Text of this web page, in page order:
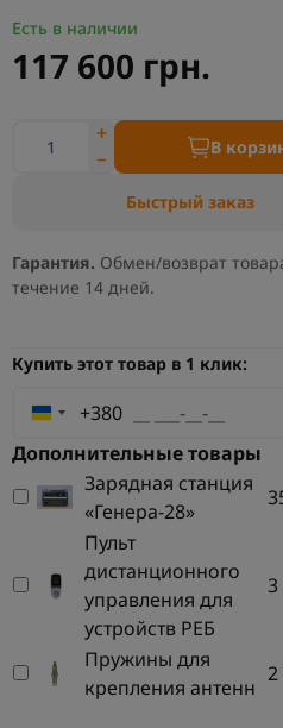
Есть в наличии
117 600 грн.
В
Быстрый заказ
Гарантия. Обмен/возврат
течение 14 дней.
Купить этот товар в 1 клик:
+380
Дополнительные товары
Зарядная станция
«Генера-28»
Пульт
дистанционного
управления для
устройств РЕБ
3
Пружины для
крепления антенн
2